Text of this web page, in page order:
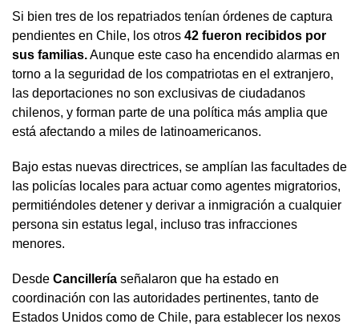
Si bien tres de los repatriados tenían órdenes de captura
pendientes en Chile, los otros 42 fueron recibidos por
sus familias.Aunque este caso ha encendido alarmas en
torno a la seguridad de los compatriotas en el extranjero,
las deportaciones no son exclusivas de ciudadanos
chilenos, y forman parte de una política más amplia que
está afectando a miles de latinoamericanos.
Bajo estas nuevas directrices, se amplían las facultades de
las policías locales para actuar como agentes migratorios,
permitiéndoles detener y derivar a inmigración a cualquier
persona sin estatus legal, incluso tras infracciones
menores.
Desde Cancillería señalaron que ha estado en
coordinación con las autoridades pertinentes, tanto de
Estados Unidos como de Chile, para establecer los nexos